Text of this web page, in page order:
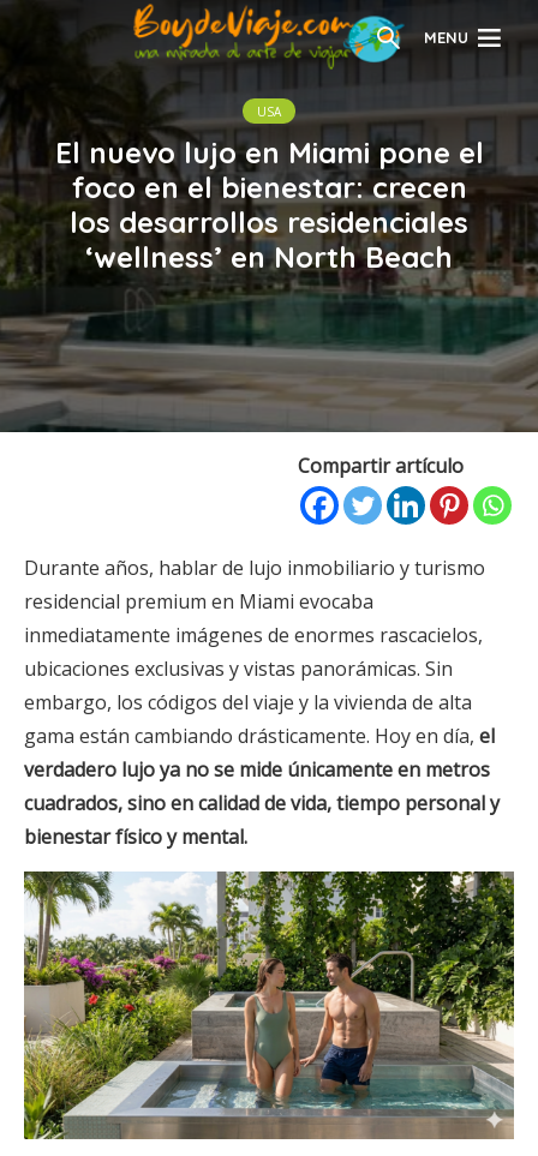
MENU
USA
El nuevo lujo en Miami pone el
foco en el bienestar: crecen
los desarrollos residenciales
‘wellness’ en North Beach
Compartir artículo
Durante años, hablar de lujo inmobiliario y turismo
residencial premium en Miami evocaba
inmediatamente imágenes de enormes rascacielos,
ubicaciones exclusivas y vistas panorámicas. Sin
embargo, los códigos del viaje y la vivienda de alta
gama están cambiando drásticamente. Hoy en día, el
verdadero lujo ya no se mide únicamente en metros
cuadrados, sino en calidad de vida, tiempo personal y
bienestar físico y mental.